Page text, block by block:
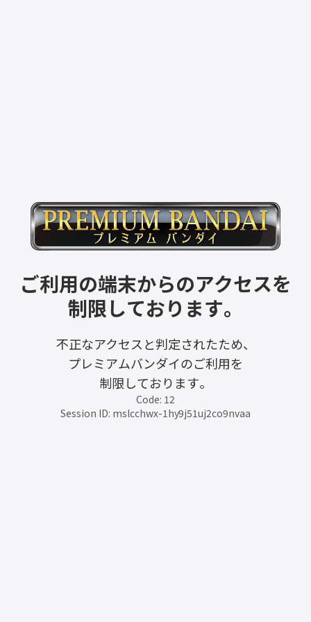
ご利用の端末からのアクセスを
制限しております。
不正なアクセスと判定されたため、
プレミアムバンダイのご利用を
制限しております。
Code: 12
Session ID: mslcchwx-1hy9j51uj2co9nvaa